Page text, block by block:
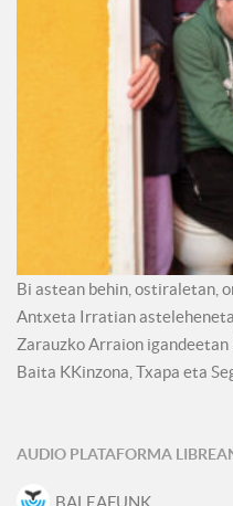
Bi astean behin, ostiraletan,
Antxeta Irratian
Zarauzko Arraion
Baita KKinzona, Txapa eta
AUDIO PLATAFORMA